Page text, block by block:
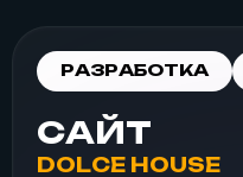
РАЗРАБОТКА
САЙТ
DOLCE HOUSE